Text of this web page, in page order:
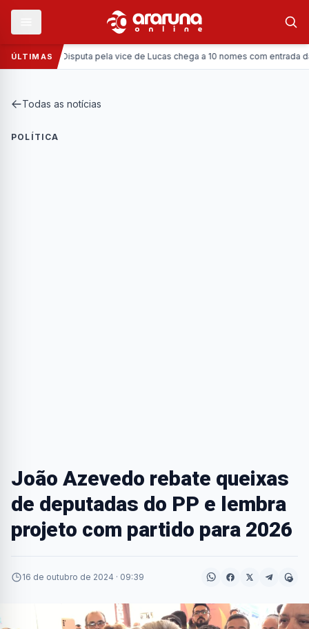
ÚLTIMAS
Política:Disputa pela vice de Lucas chega a 10 nomes com entrada da
Todas as notícias
POLÍTICA
João Azevedo rebate queixas
de deputadas do PP e lembra
projeto com partido para 2026
16 de outubro de 2024 · 09:39